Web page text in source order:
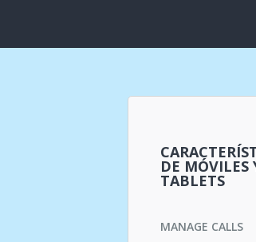
DE MÓVILES
TABLETS
MANAGE CALLS